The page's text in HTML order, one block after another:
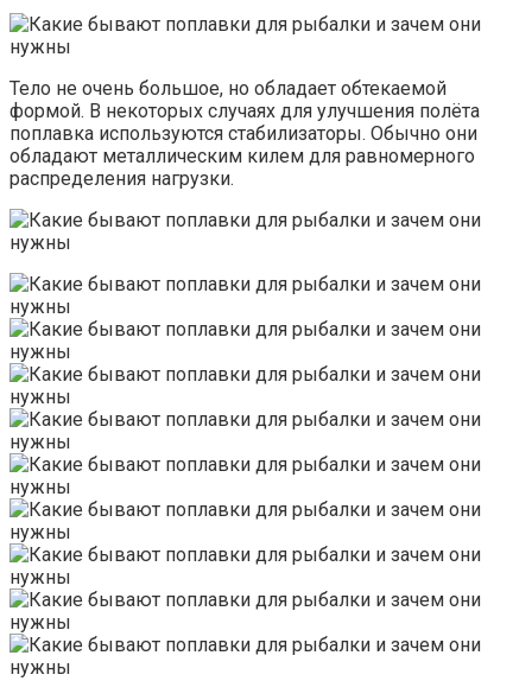
Тело не очень большое, но обладает обтекаемой
формой. В некоторых случаях для улучшения полёта
поплавка используются стабилизаторы. Обычно они
обладают металлическим килем для равномерного
распределения нагрузки.